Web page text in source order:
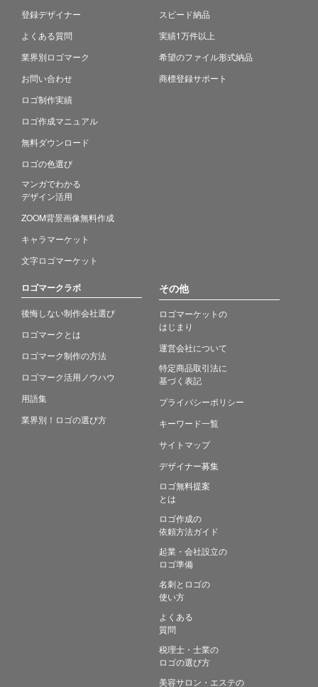
登録デザイナー
よくある質問
業界別ロゴマーク
お問い合わせ
ロゴ制作実績
ロゴ作成マニュアル
無料ダウンロード
ロゴの色選び
マンガでわかる
デザイン活用
ZOOM背景画像無料作成
キャラマーケット
文字ロゴマーケット
スピード納品
実績1万件以上
希望のファイル形式納品
商標登録サポート
ロゴマークラボ
後悔しない制作会社選び
ロゴマークとは
ロゴマーク制作の方法
ロゴマーク活用ノウハウ
用語集
業界別！ロゴの選び方
その他
ロゴマーケットの
はじまり
運営会社について
特定商品取引法に
基づく表記
プライバシーポリシー
キーワード一覧
サイトマップ
デザイナー募集
ロゴ無料提案
とは
ロゴ作成の
依頼方法ガイド
起業・会社設立の
ロゴ準備
名刺とロゴの
使い方
よくある
質問
税理士・士業の
ロゴの選び方
美容サロン・エステの